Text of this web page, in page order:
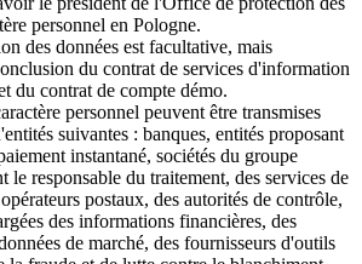
personnel en Pologne.
des données est facultative, mais
du contrat de services d'information
du contrat de compte démo.
personnel peuvent être transmises
suivantes : banques, entités proposant
instantané, sociétés du groupe
le responsable du traitement, des services de
postaux, des autorités de contrôle,
des informations financières, des
de marché, des fournisseurs d'outils